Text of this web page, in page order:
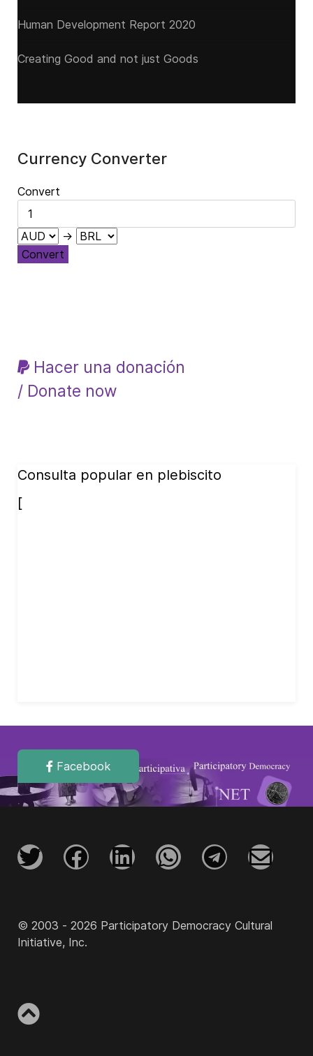
Human Development Report 2020
Creating Good and not just Goods
Currency Converter
Convert
→
Convert
Hacer una donación
/ Donate now
Consulta popular en plebiscito
[
Facebook
© 2003 - 2026 Participatory Democracy Cultural
Initiative, Inc.